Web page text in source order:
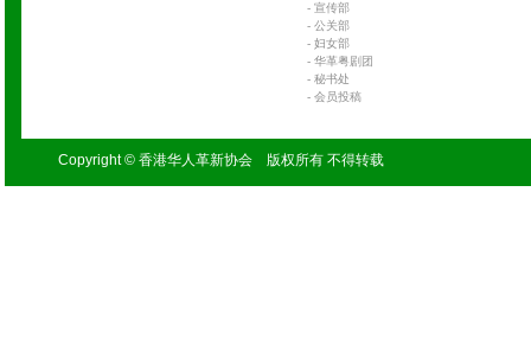
- 宣传部
- 公关部
- 妇女部
- 华革粤剧团
- 秘书处
- 会员投稿
Copyright © 香港华人革新协会 版权所有 不得转载